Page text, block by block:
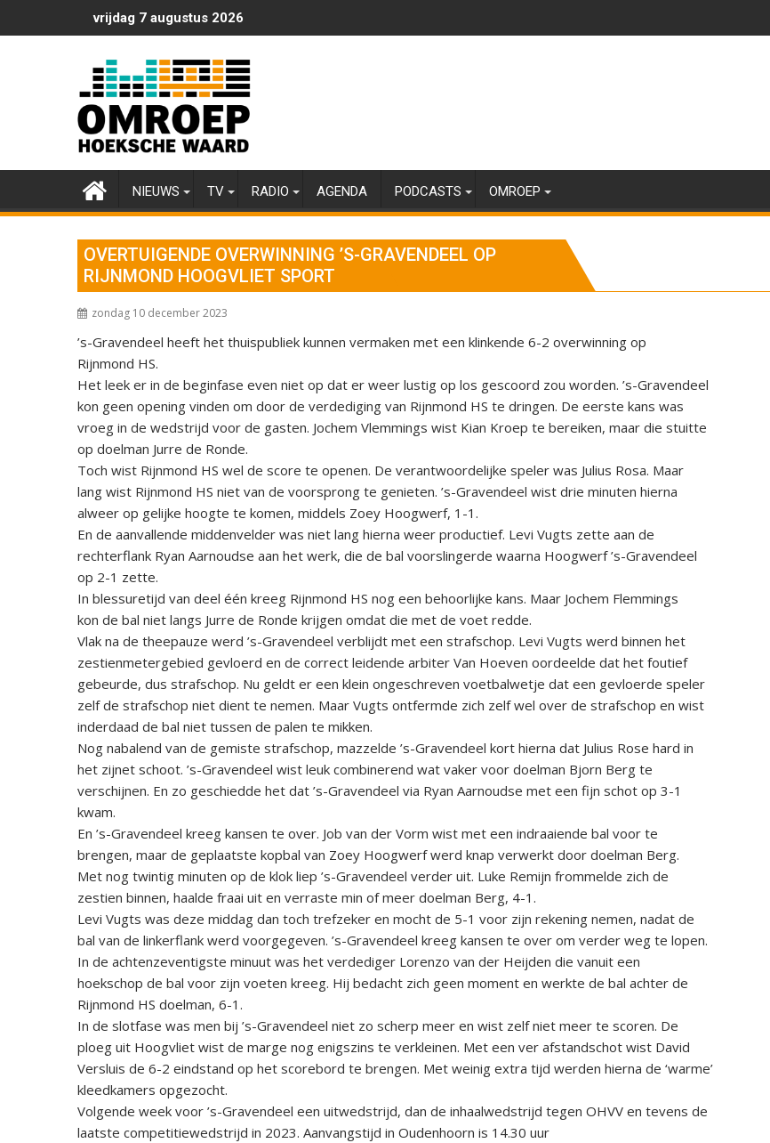
naar
vrijdag 7 augustus 2026
NIEUWS TV RADIO AGENDA PODCASTS OMROEP
OVERTUIGENDE OVERWINNING ’S-GRAVENDEEL OP
RIJNMOND HOOGVLIET SPORT
zondag 10 december 2023
’s-Gravendeel heeft het thuispubliek kunnen vermaken met een klinkende 6-2 overwinning op
Rijnmond HS.
Het leek er in de beginfase even niet op dat er weer lustig op los gescoord zou worden. ’s-Gravendeel
kon geen opening vinden om door de verdediging van Rijnmond HS te dringen. De eerste kans was
vroeg in de wedstrijd voor de gasten. Jochem Vlemmings wist Kian Kroep te bereiken, maar die stuitte
op doelman Jurre de Ronde.
Toch wist Rijnmond HS wel de score te openen. De verantwoordelijke speler was Julius Rosa. Maar
lang wist Rijnmond HS niet van de voorsprong te genieten. ’s-Gravendeel wist drie minuten hierna
alweer op gelijke hoogte te komen, middels Zoey Hoogwerf, 1-1.
En de aanvallende middenvelder was niet lang hierna weer productief. Levi Vugts zette aan de
rechterflank Ryan Aarnoudse aan het werk, die de bal voorslingerde waarna Hoogwerf ’s-Gravendeel
op 2-1 zette.
In blessuretijd van deel één kreeg Rijnmond HS nog een behoorlijke kans. Maar Jochem Flemmings
kon de bal niet langs Jurre de Ronde krijgen omdat die met de voet redde.
Vlak na de theepauze werd ’s-Gravendeel verblijdt met een strafschop. Levi Vugts werd binnen het
zestienmetergebied gevloerd en de correct leidende arbiter Van Hoeven oordeelde dat het foutief
gebeurde, dus strafschop. Nu geldt er een klein ongeschreven voetbalwetje dat een gevloerde speler
zelf de strafschop niet dient te nemen. Maar Vugts ontfermde zich zelf wel over de strafschop en wist
inderdaad de bal niet tussen de palen te mikken.
Nog nabalend van de gemiste strafschop, mazzelde ’s-Gravendeel kort hierna dat Julius Rose hard in
het zijnet schoot. ’s-Gravendeel wist leuk combinerend wat vaker voor doelman Bjorn Berg te
verschijnen. En zo geschiedde het dat ’s-Gravendeel via Ryan Aarnoudse met een fijn schot op 3-1
kwam.
En ’s-Gravendeel kreeg kansen te over. Job van der Vorm wist met een indraaiende bal voor te
brengen, maar de geplaatste kopbal van Zoey Hoogwerf werd knap verwerkt door doelman Berg.
Met nog twintig minuten op de klok liep ’s-Gravendeel verder uit. Luke Remijn frommelde zich de
zestien binnen, haalde fraai uit en verraste min of meer doelman Berg, 4-1.
Levi Vugts was deze middag dan toch trefzeker en mocht de 5-1 voor zijn rekening nemen, nadat de
bal van de linkerflank werd voorgegeven. ’s-Gravendeel kreeg kansen te over om verder weg te lopen.
In de achtenzeventigste minuut was het verdediger Lorenzo van der Heijden die vanuit een
hoekschop de bal voor zijn voeten kreeg. Hij bedacht zich geen moment en werkte de bal achter de
Rijnmond HS doelman, 6-1.
In de slotfase was men bij ’s-Gravendeel niet zo scherp meer en wist zelf niet meer te scoren. De
ploeg uit Hoogvliet wist de marge nog enigszins te verkleinen. Met een ver afstandschot wist David
Versluis de 6-2 eindstand op het scorebord te brengen. Met weinig extra tijd werden hierna de ‘warme’
kleedkamers opgezocht.
Volgende week voor ’s-Gravendeel een uitwedstrijd, dan de inhaalwedstrijd tegen OHVV en tevens de
laatste competitiewedstrijd in 2023. Aanvangstijd in Oudenhoorn is 14.30 uur